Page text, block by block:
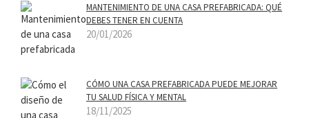
MANTENIMIENTO DE UNA CASA PREFABRICADA: QUÉ
DEBES TENER EN CUENTA
20/01/2026
CÓMO UNA CASA PREFABRICADA PUEDE MEJORAR
TU SALUD FÍSICA Y MENTAL
18/11/2025